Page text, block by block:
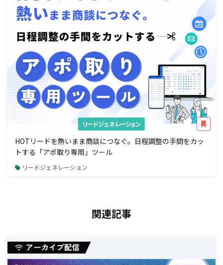
リードジェネレーション
HOTリードを熱いまま商談につなぐ。日程調整の手間をカッ
トする「アポ取り専用」ツール
リードジェネレーション
関連記事